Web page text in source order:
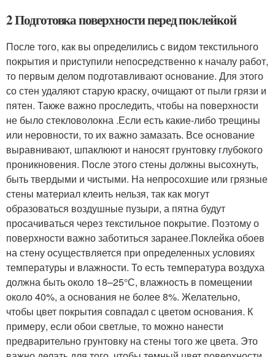
2 Подготовка поверхности перед поклейкой
После того, как вы определились с видом текстильного
покрытия и приступили непосредственно к началу работ,
то первым делом подготавливают основание. Для этого
со стен удаляют старую краску, очищают от пыли грязи и
пятен. Также важно проследить, чтобы на поверхности
не было стекловолокна .Если есть какие-либо трещины
или неровности, то их важно замазать. Все основание
выравнивают, шпаклюют и наносят грунтовку глубокого
проникновения. После этого стены должны высохнуть,
быть твердыми и чистыми. На непросохшие или грязные
стены материал клеить нельзя, так как могут
образоваться воздушные пузыри, а пятна будут
просачиваться через текстильное покрытие. Поэтому о
поверхности важно заботиться заранее.Поклейка обоев
на стену осуществляется при определенных условиях
температуры и влажности. То есть температура воздуха
должна быть около 18–25°С, влажность в помещении
около 40%, а основания не более 8%. Желательно,
чтобы цвет покрытия совпадал с цветом основания. К
примеру, если обои светлые, то можно нанести
предварительно грунтовку на стены того же цвета. Это